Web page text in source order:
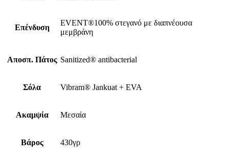
Επένδυση
EVENT®100% στεγανό με διαπνέουσα
μεμβράνη
Αποσπ. Πάτος Sanitized® antibacterial
Σόλα Vibram® Jankuat + EVA
Ακαμψία Μεσαία
Βάρος 430γρ